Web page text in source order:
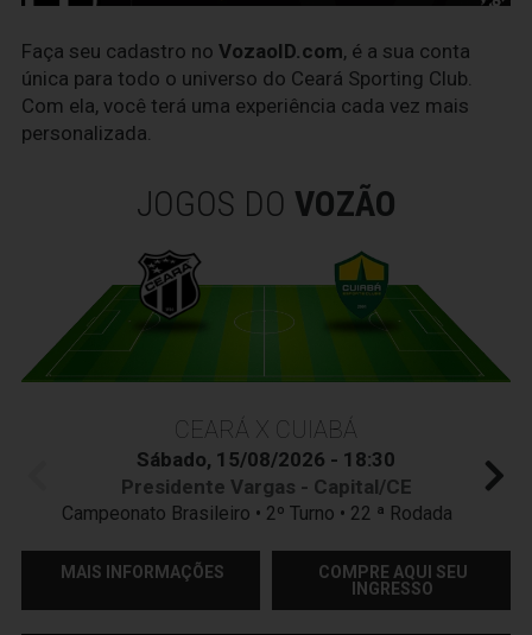
Faça seu cadastro no VozaoID.com, é a sua conta
única para todo o universo do Ceará Sporting Club.
Com ela, você terá uma experiência cada vez mais
personalizada.
JOGOS DO VOZÃO
CEARÁ X CUIABÁ
Sábado, 15/08/2026 - 18:30
Presidente Vargas - Capital/CE
Campeonato Brasileiro • 2º Turno • 22 ª Rodada
MAIS INFORMAÇÕES
COMPRE AQUI SEU
INGRESSO